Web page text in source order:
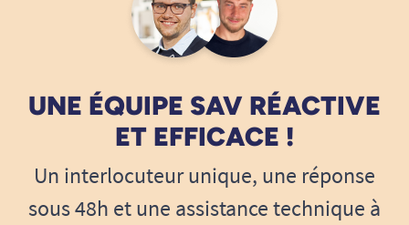
UNE ÉQUIPE SAV RÉACTIVE
ET EFFICACE !
Un interlocuteur unique, une réponse
sous 48h et une assistance technique à